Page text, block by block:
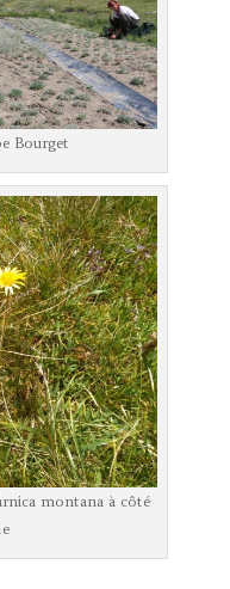
Bourget
montana à côté